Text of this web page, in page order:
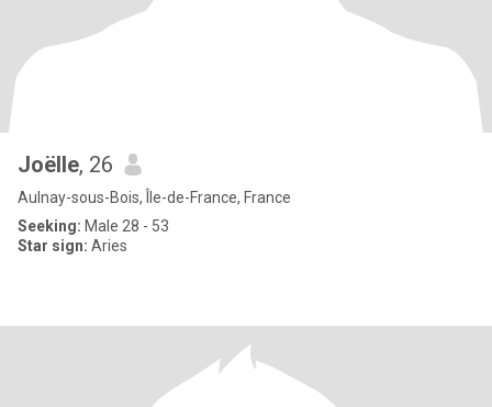
Joëlle, 26
Aulnay-sous-Bois, Île-de-France, France
Seeking: Male 28 - 53
Star sign: Aries